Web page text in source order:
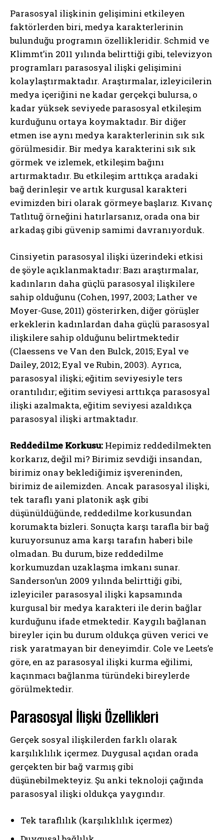
Parasosyal ilişkinin gelişimini etkileyen
faktörlerden biri, medya karakterlerinin
bulunduğu programın özellikleridir. Schmid ve
Klimmt’in 2011 yılında belirttiği gibi, televizyon
programları parasosyal ilişki gelişimini
kolaylaştırmaktadır. Araştırmalar, izleyicilerin
medya içeriğini ne kadar gerçekçi bulursa, o
kadar yüksek seviyede parasosyal etkileşim
kurduğunu ortaya koymaktadır. Bir diğer
etmen ise aynı medya karakterlerinin sık sık
görülmesidir. Bir medya karakterini sık sık
görmek ve izlemek, etkileşim bağını
artırmaktadır. Bu etkileşim arttıkça aradaki
bağ derinleşir ve artık kurgusal karakteri
evimizden biri olarak görmeye başlarız. Kıvanç
Tatlıtuğ örneğini hatırlarsanız, orada ona bir
arkadaş gibi güvenip samimi davranıyorduk.
Cinsiyetin parasosyal ilişki üzerindeki etkisi
de şöyle açıklanmaktadır: Bazı araştırmalar,
kadınların daha güçlü parasosyal ilişkilere
sahip olduğunu (Cohen, 1997, 2003; Lather ve
Moyer-Guse, 2011) gösterirken, diğer görüşler
erkeklerin kadınlardan daha güçlü parasosyal
ilişkilere sahip olduğunu belirtmektedir
(Claessens ve Van den Bulck, 2015; Eyal ve
Dailey, 2012; Eyal ve Rubin, 2003). Ayrıca,
parasosyal ilişki; eğitim seviyesiyle ters
orantılıdır; eğitim seviyesi arttıkça parasosyal
ilişki azalmakta, eğitim seviyesi azaldıkça
parasosyal ilişki artmaktadır.
Reddedilme Korkusu: Hepimiz reddedilmekten
korkarız, değil mi? Birimiz sevdiği insandan,
birimiz onay beklediğimiz işvereninden,
birimiz de ailemizden. Ancak parasosyal ilişki,
tek taraflı yani platonik aşk gibi
düşünüldüğünde, reddedilme korkusundan
korumakta bizleri. Sonuçta karşı tarafla bir bağ
kuruyorsunuz ama karşı tarafın haberi bile
olmadan. Bu durum, bize reddedilme
korkumuzdan uzaklaşma imkanı sunar.
Sanderson’un 2009 yılında belirttiği gibi,
izleyiciler parasosyal ilişki kapsamında
kurgusal bir medya karakteri ile derin bağlar
kurduğunu ifade etmektedir. Kaygılı bağlanan
bireyler için bu durum oldukça güven verici ve
risk yaratmayan bir deneyimdir. Cole ve Leets’e
göre, en az parasosyal ilişki kurma eğilimi,
kaçınmacı bağlanma türündeki bireylerde
görülmektedir.
Parasosyal İlişki Özellikleri
Gerçek sosyal ilişkilerden farklı olarak
karşılıklılık içermez. Duygusal açıdan orada
gerçekten bir bağ varmış gibi
düşünebilmekteyiz. Şu anki teknoloji çağında
parasosyal ilişki oldukça yaygındır.
Tek taraflılık (karşılıklılık içermez)